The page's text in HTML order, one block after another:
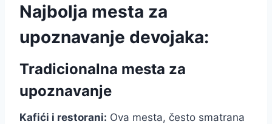
Najbolja mesta za
upoznavanje devojaka:
Tradicionalna mesta za
upoznavanje
Kafići i restorani: Ova mesta, često smatrana